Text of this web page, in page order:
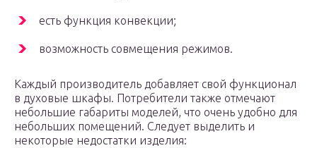
есть функция конвекции;
возможность совмещения режимов.
Каждый производитель добавляет свой функционал
в духовые шкафы. Потребители также отмечают
небольшие габариты моделей, что очень удобно для
небольших помещений. Следует выделить и
некоторые недостатки изделия: